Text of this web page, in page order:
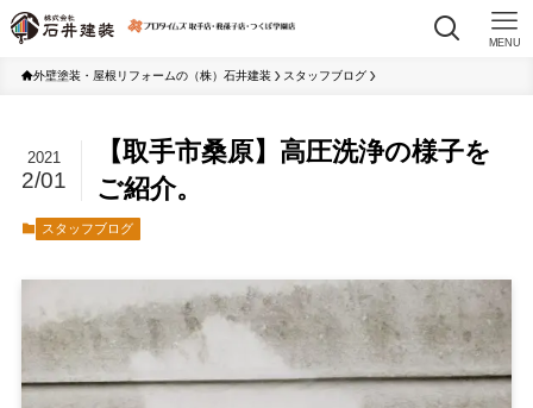
MENU
外壁塗装・屋根リフォームの（株）石井建装 スタッフブログ
【取手市桑原】高圧洗浄の様子を
ご紹介。
2021
2/01
スタッフブログ